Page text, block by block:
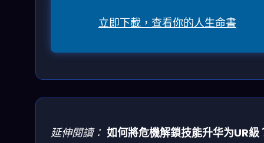
立即下載，查看你的人生命書
延伸閱讀： 如何將危機解鎖技能升华为UR級